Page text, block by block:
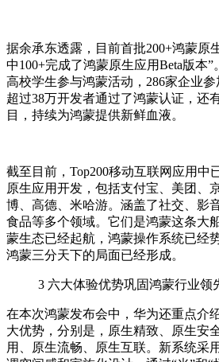
据余承东透露，目前首批200+鸿蒙原
中100+完成了鸿蒙原生应用Beta版本
高校学生参与鸿蒙活动，286家企业
超过38万开发者通过了鸿蒙认证，还
目，持续为鸿蒙提供新鲜血液。
截至目前，Top200移动互联网应用中
原生应用开发，包括支付宝、美团、
博、高德、米哈游。涵盖了社交、影
食品等多个领域。它们是鸿蒙这条大
蒙生态已经起航，鸿蒙操作系统已经
鸿蒙三分天下的局面已经形成。
3 六大体验优势巩固鸿蒙行业领
在本次鸿蒙发布会中，华为还重点介
大优势，分别是，原生精致、原生安
用、原生流畅、原生互联。新系统采